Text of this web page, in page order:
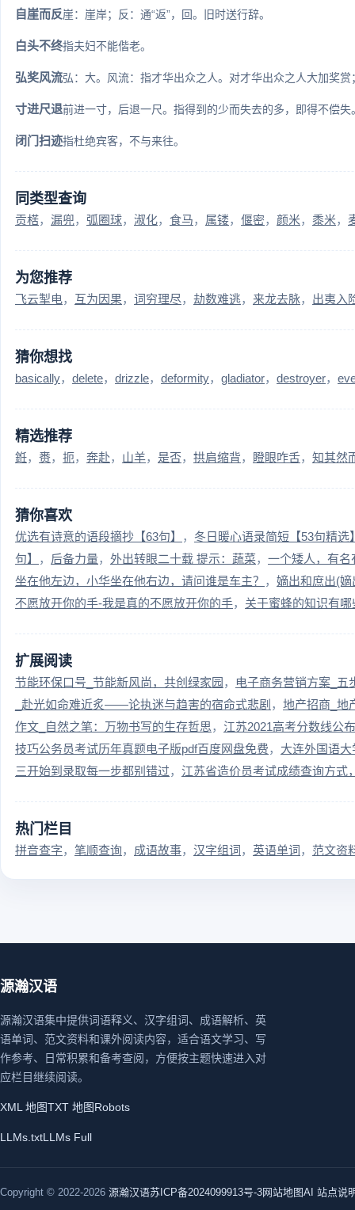
自崖而反崖：崖岸；反：通“返”，回。旧时送行辞。
白头不终指夫妇不能偕老。
弘奖风流弘：大。风流：指才华出众之人。对才华出众之人大加奖
寸进尺退前进一寸，后退一尺。指得到的少而失去的多，即得不偿失
闭门扫迹指杜绝宾客，不与来往。
同类型查询
贡楛 漏兜 弧圈球 淑化 食马 属镂 偃密 颜米 黍米
为您推荐
飞云掣电 互为因果 词穷理尽 劫数难逃 来龙去脉 出夷入
猜你想找
basically delete drizzle deformity gladiator destroyer
精选推荐
銋 赉 扼 奔赴 山羊 是否 拱肩缩背 瞪眼咋舌 知其然
猜你喜欢
优选有诗意的语段摘抄【63句】
冬日暖心语录简短【53句精选
句】
后备力量 外出转眼二十载 提示：蔬菜
一个矮人，有
坐在他左边，小华坐在他右边，请问谁是车主？
嫡出和庶出(
不愿放开你的手-我是真的不愿放开你的手
关于蜜蜂的知识有
扩展阅读
节能环保口号_节能新风尚，共创绿家园
电子商务营销方案_五
_赴光如命难近炙——论执迷与趋害的宿命式悲剧
地产招商_地
作文_自然之笔：万物书写的生存哲思
江苏2021高考分数线公
技巧公务员考试历年真题电子版pdf百度网盘免费
大连外国语
三开始到录取每一步都别错过
江苏省造价员考试成绩查询方式
热门栏目
拼音查字 笔顺查询 成语故事 汉字组词 英语单词 范文资
源瀚汉语
源瀚汉语集中提供词语释义、汉字组词、成语解析、英
语单词、范文资料和课外阅读内容，适合语文学习、写
作参考、日常积累和备考查阅，方便按主题快速进入对
应栏目继续阅读。
XML 地图TXT 地图Robots
LLMs.txtLLMs Full
Copyright © 2022-2026 源瀚汉语苏ICP备2024099913号-3网站地图AI 站点说